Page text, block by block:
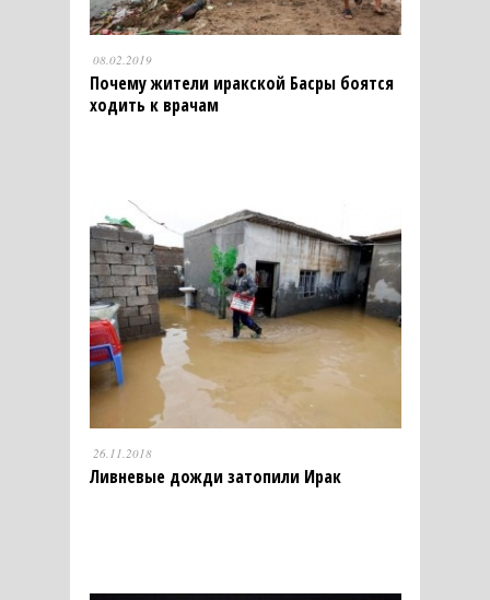
08.02.2019
Почему жители иракской Басры боятся
ходить к врачам
26.11.2018
Ливневые дожди затопили Ирак